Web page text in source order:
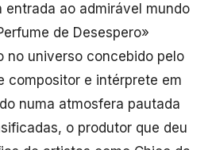
entrada ao admirável mundo
de Desespero»
no universo concebido pelo
compositor e intérprete em
numa atmosfera pautada
o produtor que deu